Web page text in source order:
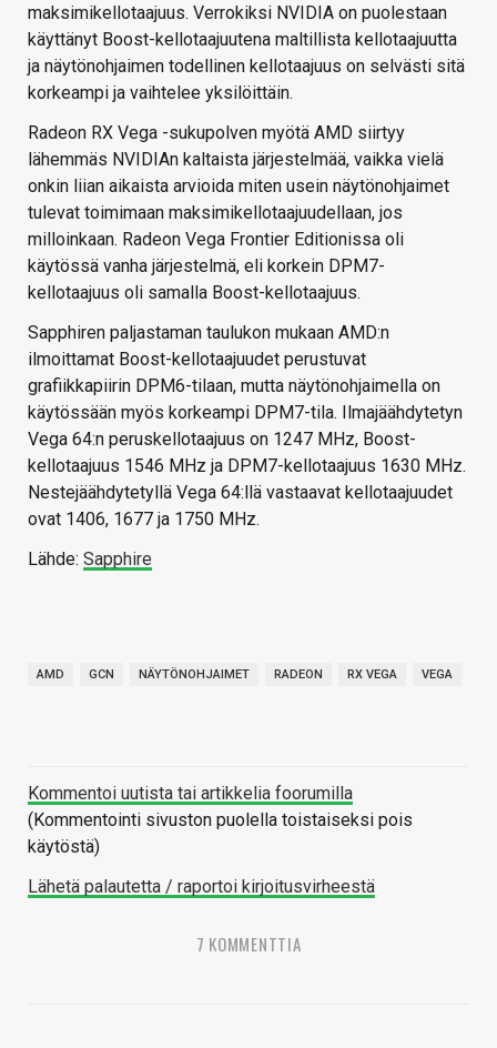
maksimikellotaajuus. Verrokiksi NVIDIA on puolestaan
käyttänyt Boost-kellotaajuutena maltillista kellotaajuutta
ja näytönohjaimen todellinen kellotaajuus on selvästi sitä
korkeampi ja vaihtelee yksilöittäin.
Radeon RX Vega -sukupolven myötä AMD siirtyy
lähemmäs NVIDIAn kaltaista järjestelmää, vaikka vielä
onkin liian aikaista arvioida miten usein näytönohjaimet
tulevat toimimaan maksimikellotaajuudellaan, jos
milloinkaan. Radeon Vega Frontier Editionissa oli
käytössä vanha järjestelmä, eli korkein DPM7-
kellotaajuus oli samalla Boost-kellotaajuus.
Sapphiren paljastaman taulukon mukaan AMD:n
ilmoittamat Boost-kellotaajuudet perustuvat
grafiikkapiirin DPM6-tilaan, mutta näytönohjaimella on
käytössään myös korkeampi DPM7-tila. Ilmajäähdytetyn
Vega 64:n peruskellotaajuus on 1247 MHz, Boost-
kellotaajuus 1546 MHz ja DPM7-kellotaajuus 1630 MHz.
Nestejäähdytetyllä Vega 64:llä vastaavat kellotaajuudet
ovat 1406, 1677 ja 1750 MHz.
Lähde: Sapphire
AMD GCN NÄYTÖNOHJAIMET RADEON RX VEGA VEGA
Kommentoi uutista tai artikkelia foorumilla
(Kommentointi sivuston puolella toistaiseksi pois
käytöstä)
Lähetä palautetta / raportoi kirjoitusvirheestä
7 KOMMENTTIA